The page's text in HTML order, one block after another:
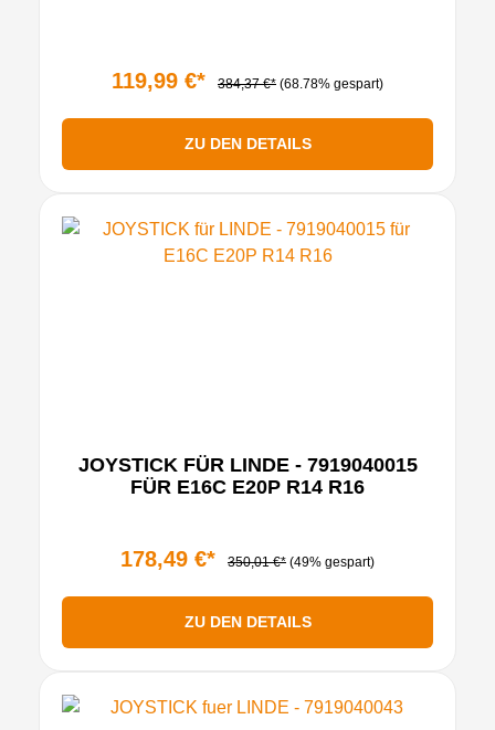
119,99 €* 384,37 €* (68.78% gespart)
ZU DEN DETAILS
JOYSTICK FÜR LINDE - 7919040015
FÜR E16C E20P R14 R16
178,49 €* 350,01 €* (49% gespart)
ZU DEN DETAILS